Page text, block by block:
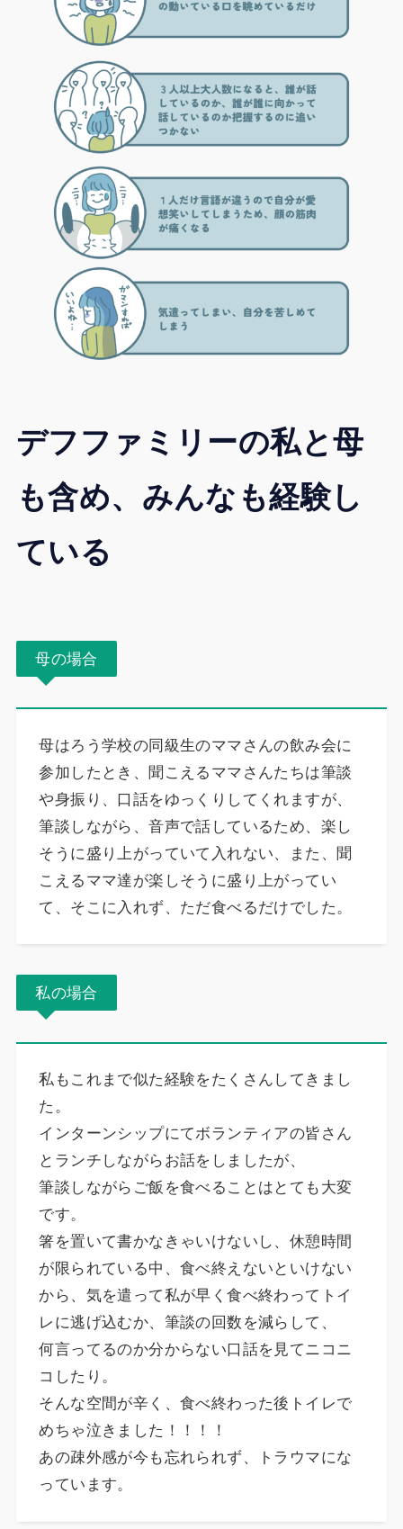
デフファミリーの私と母
も含め、みんなも経験し
ている
母の場合
母はろう学校の同級生のママさんの飲み会に
参加したとき、聞こえるママさんたちは筆談
や身振り、口話をゆっくりしてくれますが、
筆談しながら、音声で話しているため、楽し
そうに盛り上がっていて入れない、また、聞
こえるママ達が楽しそうに盛り上がってい
て、そこに入れず、ただ食べるだけでした。
私の場合
私もこれまで似た経験をたくさんしてきまし
た。
インターンシップにてボランティアの皆さん
とランチしながらお話をしましたが、
筆談しながらご飯を食べることはとても大変
です。
箸を置いて書かなきゃいけないし、休憩時間
が限られている中、食べ終えないといけない
から、気を遣って私が早く食べ終わってトイ
レに逃げ込むか、筆談の回数を減らして、
何言ってるのか分からない口話を見てニコニ
コしたり。
そんな空間が辛く、食べ終わった後トイレで
めちゃ泣きました！！！！
あの疎外感が今も忘れられず、トラウマにな
っています。